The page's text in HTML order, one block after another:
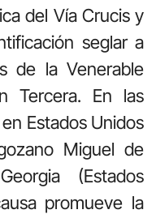
del Vía Crucis y
seglar a
de la Venerable
Tercera. En las
Estados Unidos
Miguel de
(Estados
promueve la